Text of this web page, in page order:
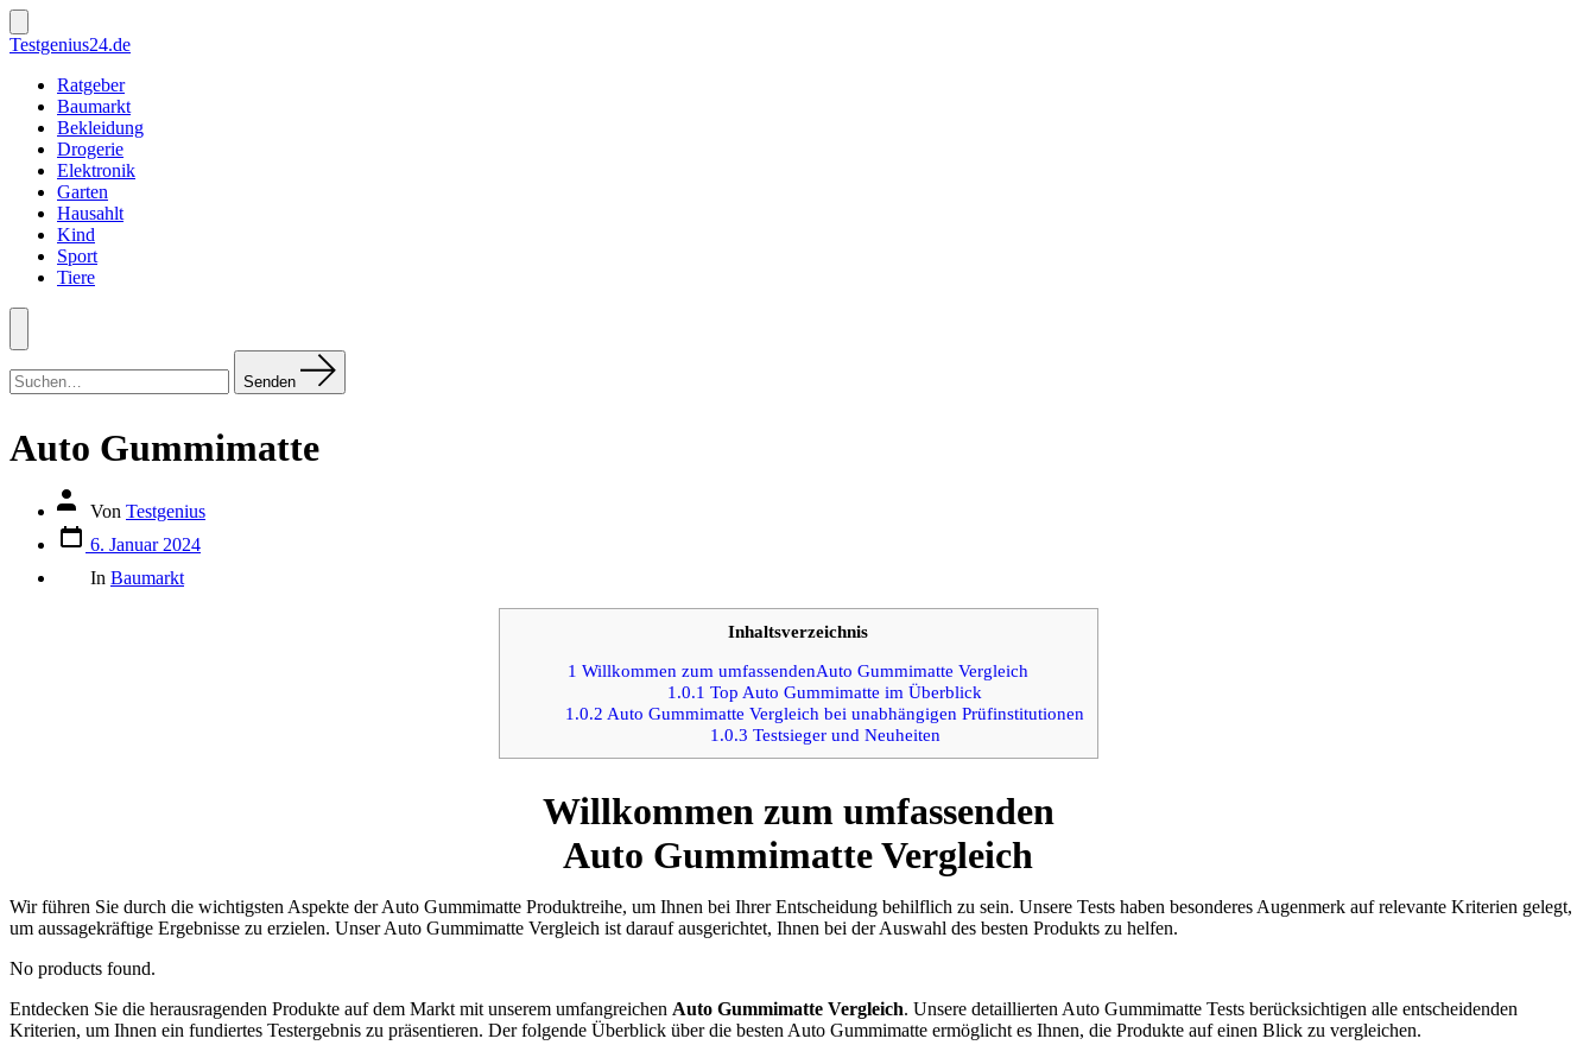
Zum
Inhalt
springen
Suche
ein-/ausblenden
Testgenius24.de
Ratgeber
Baumarkt
Bekleidung
Drogerie
Elektronik
Garten
Hausahlt
Kind
Sport
Tiere
Menü
nach:
Senden
Auto Gummimatte
Autor
Beitrags
Von Testgenius
Datum
des
Beitrags
6. Januar 2024
In Baumarkt
Inhaltsverzeichnis
1 Willkommen zum umfassendenAuto Gummimatte Vergleich
1.0.1 Top Auto Gummimatte im Überblick
1.0.2 Auto Gummimatte Vergleich bei unabhängigen Prüfinstitutionen
1.0.3 Testsieger und Neuheiten
Willkommen zum umfassenden
Auto Gummimatte Vergleich
Wir führen Sie durch die wichtigsten Aspekte der Auto Gummimatte Produktreihe, um Ihnen bei Ihrer Entscheidung behilflich zu sein. Unsere Tests haben besonderes Augenmerk auf relevante Kriterien gelegt,
um aussagekräftige Ergebnisse zu erzielen. Unser Auto Gummimatte Vergleich ist darauf ausgerichtet, Ihnen bei der Auswahl des besten Produkts zu helfen.
No products found.
Entdecken Sie die herausragenden Produkte auf dem Markt mit unserem umfangreichen Auto Gummimatte Vergleich. Unsere detaillierten Auto Gummimatte Tests berücksichtigen alle entscheidenden
Kriterien, um Ihnen ein fundiertes Testergebnis zu präsentieren. Der folgende Überblick über die besten Auto Gummimatte ermöglicht es Ihnen, die Produkte auf einen Blick zu vergleichen.